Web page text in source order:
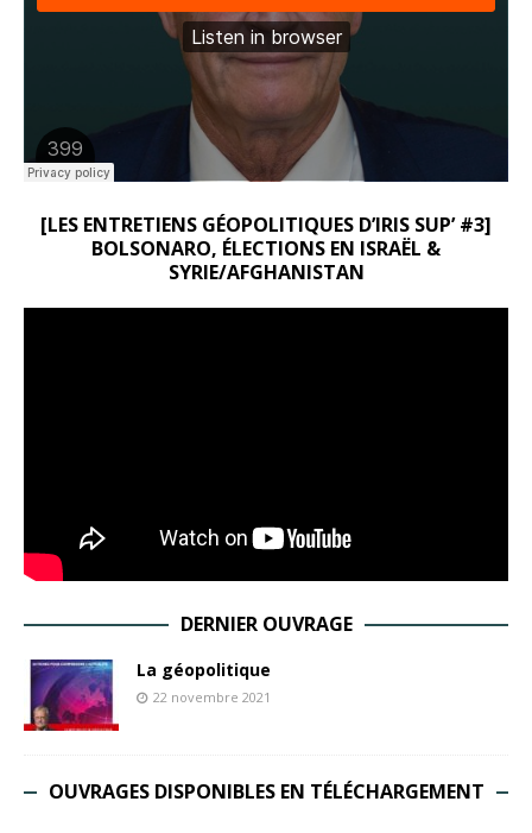
[LES ENTRETIENS GÉOPOLITIQUES D’IRIS SUP’ #3]
BOLSONARO, ÉLECTIONS EN ISRAËL &
SYRIE/AFGHANISTAN
DERNIER OUVRAGE
La géopolitique
22 novembre 2021
OUVRAGES DISPONIBLES EN TÉLÉCHARGEMENT